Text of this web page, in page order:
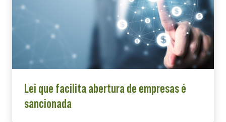
Lei que facilita abertura de empresas é
sancionada